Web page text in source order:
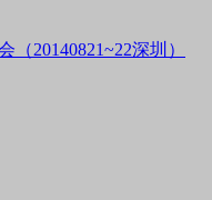
20140821~22深圳）